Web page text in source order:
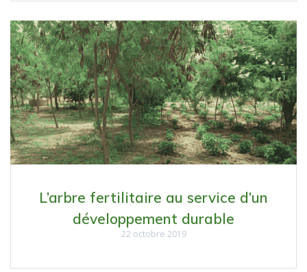
L’arbre fertilitaire au service d’un
développement durable
22 octobre 2019